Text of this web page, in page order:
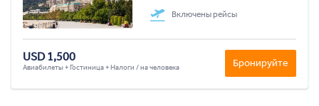
Включены рейсы
USD 1,500
Авиабилеты + Гостиница + Налоги / на человека Бронируйте